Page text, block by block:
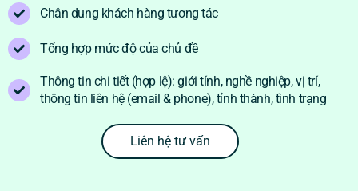
Chân dung khách hàng tương tác
Tổng hợp mức độ của chủ đề
Thông tin chi tiết (hợp lệ): giới tính, nghề nghiệp, vị trí,
thông tin liên hệ (email & phone), tỉnh thành, tình trạng
Liên hệ tư vấn